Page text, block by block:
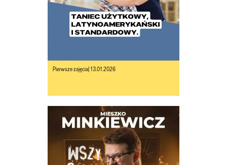
Pierwsze zajęcia| 13.01.2026